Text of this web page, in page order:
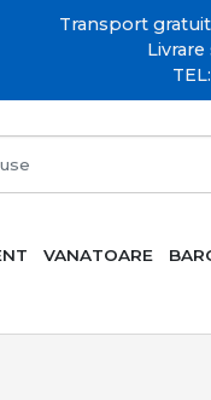
Transport
TEL:
VANATOARE